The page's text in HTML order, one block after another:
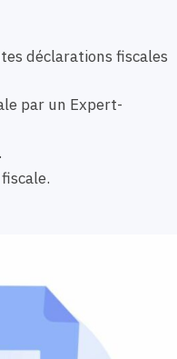
déclarations fiscales
par un Expert-